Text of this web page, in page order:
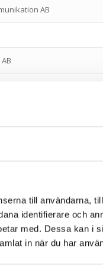
till användarna,
identifierare och
med. Dessa kan i
in när du har
AB